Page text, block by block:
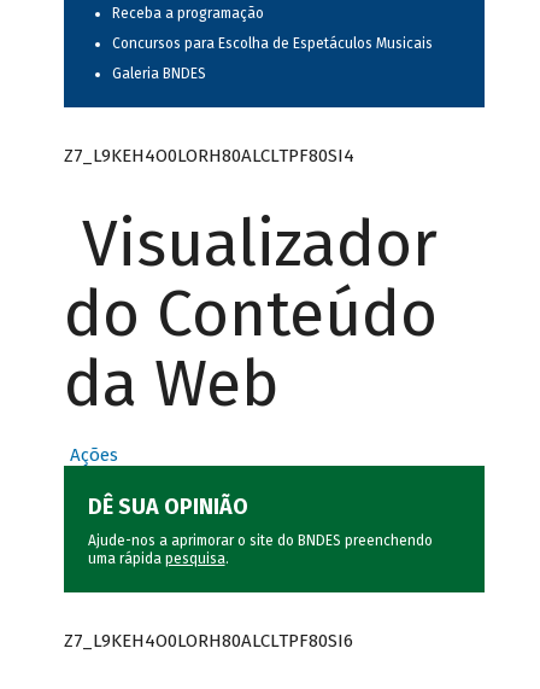
Receba a programação
Concursos para Escolha de Espetáculos Musicais
Galeria BNDES
Z7_L9KEH4O0LORH80ALCLTPF80SI4
Visualizador
do Conteúdo
da Web
Ações
DÊ SUA OPINIÃO
Ajude-nos a aprimorar o site do BNDES preenchendo
uma rápida pesquisa.
Z7_L9KEH4O0LORH80ALCLTPF80SI6